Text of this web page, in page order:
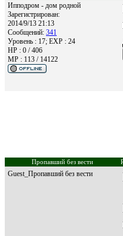
Ипподром - дом родной
Зарегистрирован:
2014/9/13 21:13
Сообщений: 341
Уровень : 17; EXP : 24
HP : 0 / 406
MP : 113 / 14122
Пропавший без вести
Guest_Пропавший без вести